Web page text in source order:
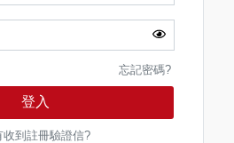
忘記密碼?
登入
收到註冊驗證信?